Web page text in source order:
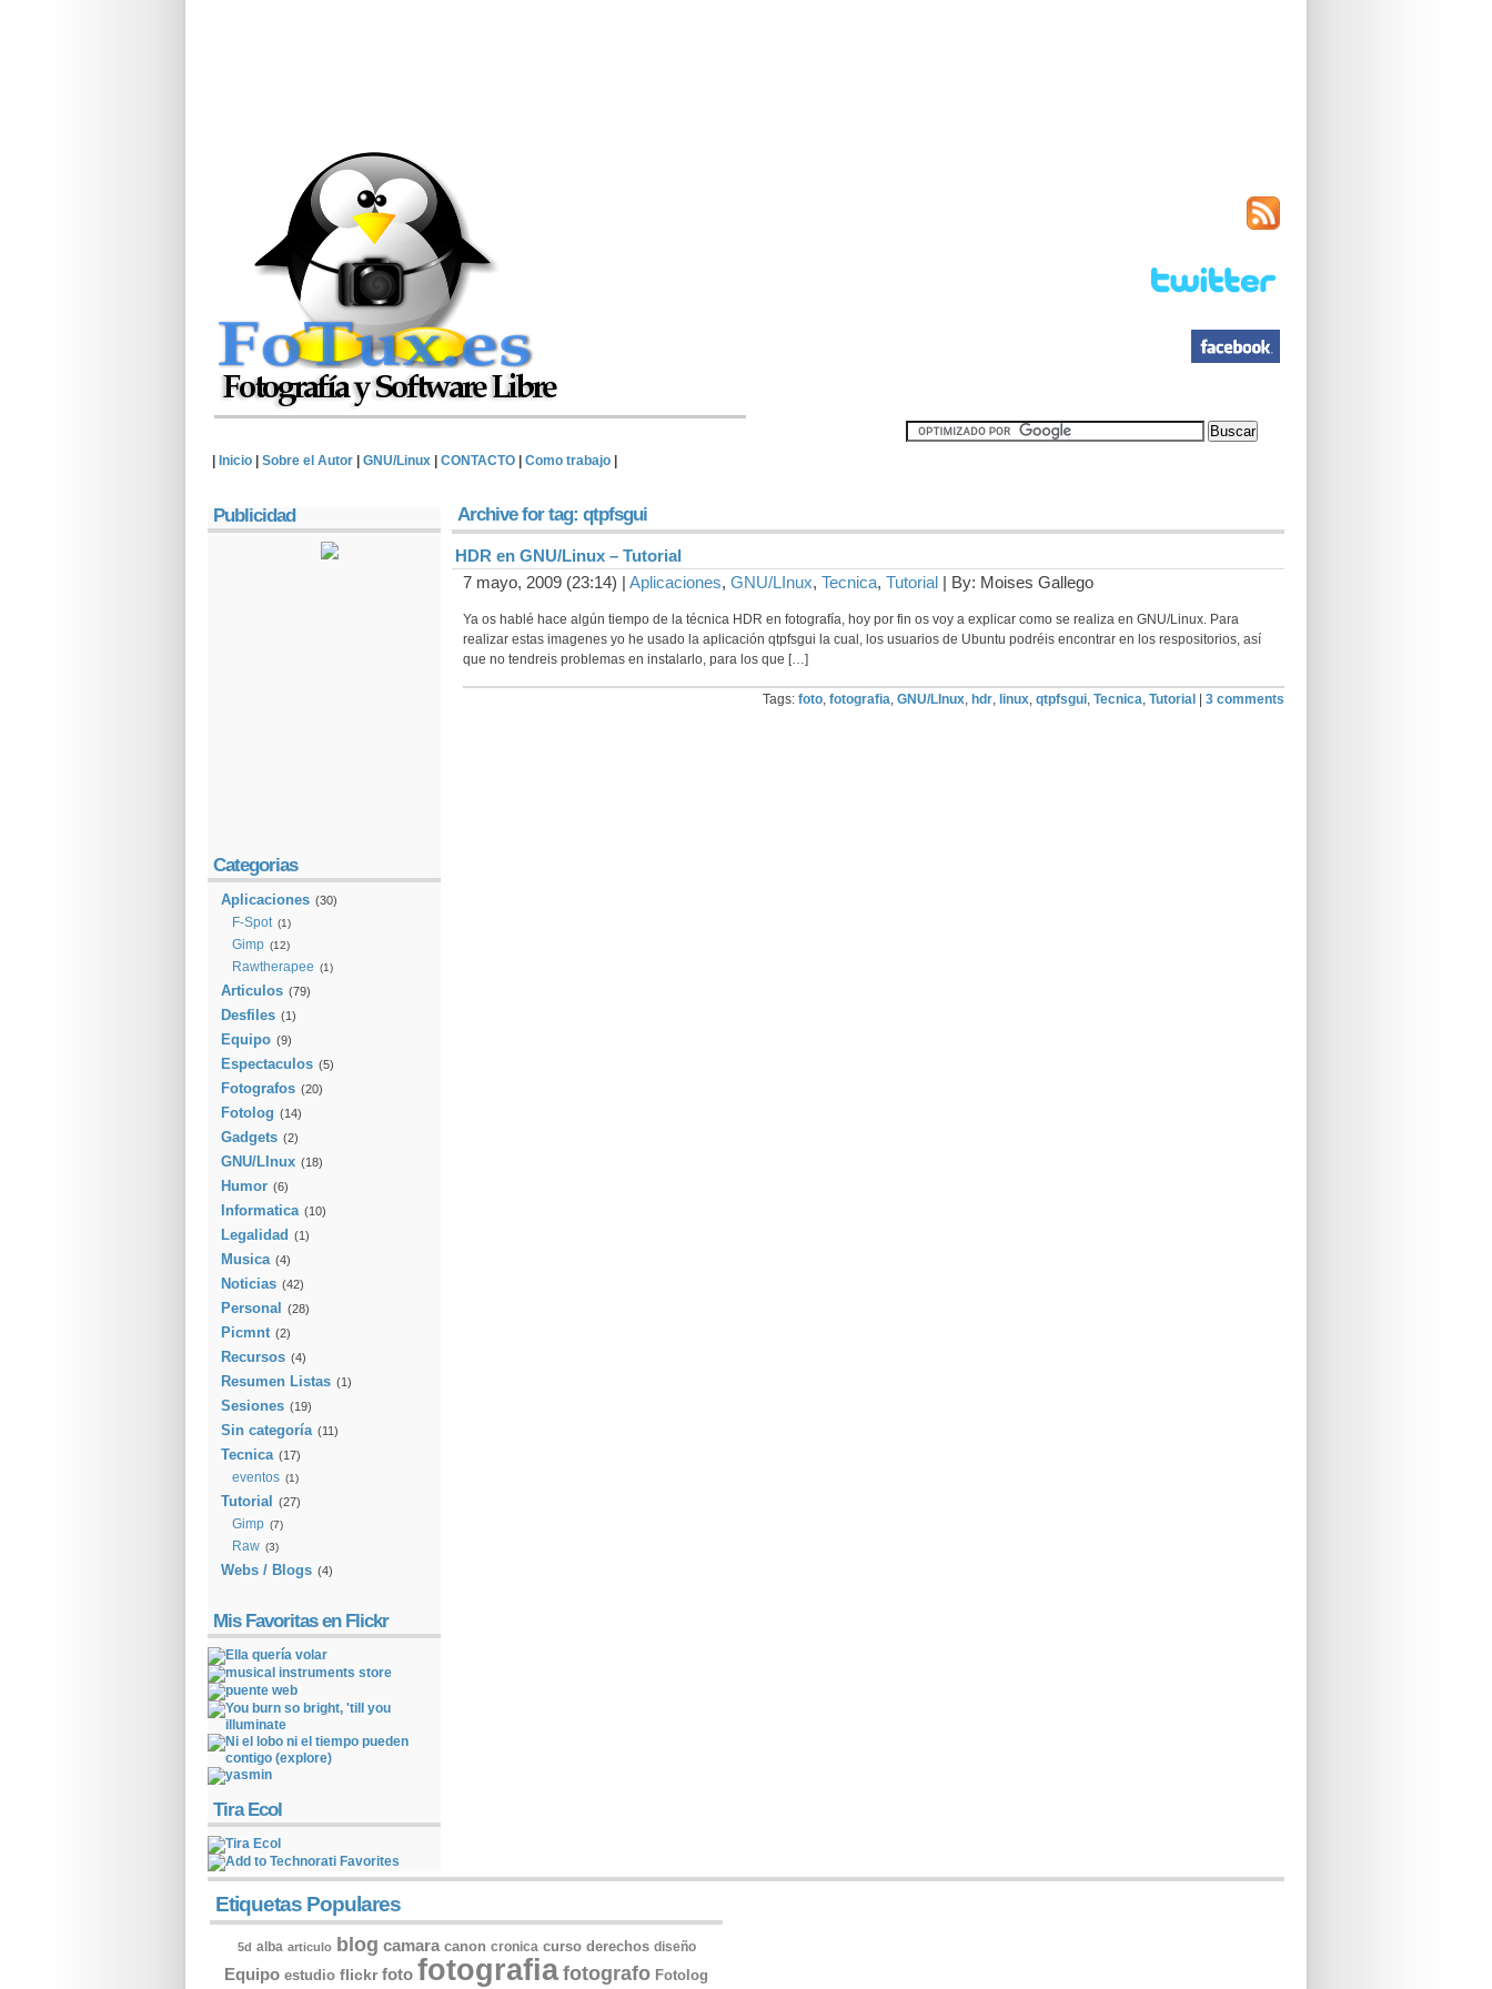
Inicio Sobre el Autor GNU/Linux CONTACTO Como trabajo
Archive for tag: qtpfsgui
HDR en GNU/Linux – Tutorial
7 mayo, 2009 (23:14) | Aplicaciones, GNU/LInux, Tecnica, Tutorial | By: Moises Gallego
Ya os hablé hace algún tiempo de la técnica HDR en fotografía, hoy por fin os voy a explicar como se realiza en GNU/Linux. Para
realizar estas imagenes yo he usado la aplicación qtpfsgui la cual, los usuarios de Ubuntu podréis encontrar en los respositorios, así
que no tendreis problemas en instalarlo, para los que […]
Tags: foto, fotografia, GNU/LInux, hdr, linux, qtpfsgui, Tecnica, Tutorial 3 comments
Publicidad
Categorias
Aplicaciones (30)
F-Spot (1)
Gimp (12)
Rawtherapee (1)
Articulos (79)
Desfiles (1)
Equipo (9)
Espectaculos (5)
Fotografos (20)
Fotolog (14)
Gadgets (2)
GNU/LInux (18)
Humor (6)
Informatica (10)
Legalidad (1)
Musica (4)
Noticias (42)
Personal (28)
Picmnt (2)
Recursos (4)
Resumen Listas (1)
Sesiones (19)
Sin categoría (11)
Tecnica (17)
eventos (1)
Tutorial (27)
Gimp (7)
Raw (3)
Webs / Blogs (4)
Mis Favoritas en Flickr
Tira Ecol
Etiquetas Populares
5d alba articulo blog camara canon cronica curso derechos diseño
Equipo estudio flickr foto fotografiafotografo Fotolog